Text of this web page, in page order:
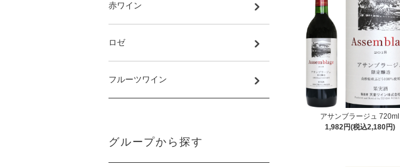
アサンブラージュ 720ml
1,982円(税込2,180円)
赤ワイン
ロゼ
フルーツワイン
グループから探す